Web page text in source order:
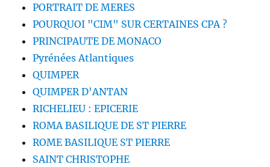
PORTRAIT DE MERES
POURQUOI "CIM" SUR CERTAINES CPA ?
PRINCIPAUTE DE MONACO
Pyrénées Atlantiques
QUIMPER
QUIMPER D'ANTAN
RICHELIEU : EPICERIE
ROMA BASILIQUE DE ST PIERRE
ROME BASILIQUE ST PIERRE
SAINT CHRISTOPHE